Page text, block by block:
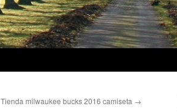
Tienda milwaukee bucks 2016 camiseta →